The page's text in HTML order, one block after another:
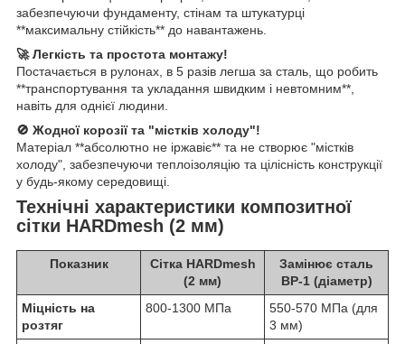
забезпечуючи фундаменту, стінам та штукатурці
**максимальну стійкість** до навантажень.
🚀 Легкість та простота монтажу!
Постачається в рулонах, в 5 разів легша за сталь, що робить
**транспортування та укладання швидким і невтомним**,
навіть для однієї людини.
🚫 Жодної корозії та "містків холоду"!
Матеріал **абсолютно не іржавіє** та не створює "містків
холоду", забезпечуючи теплоізоляцію та цілісність конструкції
у будь-якому середовищі.
Технічні характеристики композитної
сітки HARDmesh (2 мм)
Показник
Сітка HARDmesh
(2 мм)
Замінює сталь
ВР-1 (діаметр)
Міцність на
розтяг
800-1300 МПа
550-570 МПа (для
3 мм)